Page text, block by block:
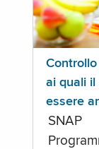
ai quali il
essere
SNAP